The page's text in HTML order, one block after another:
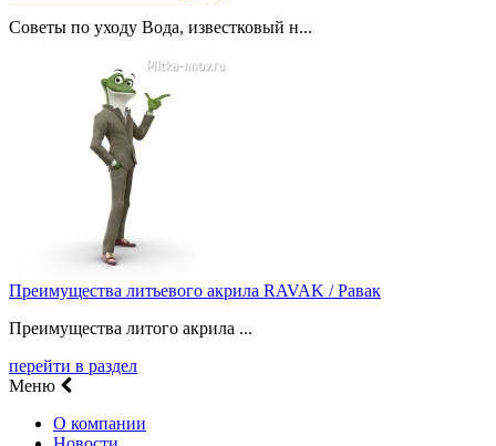
Советы по уходу Вода, известковый н...
Преимущества литьевого акрила RAVAK / Равак
Преимущества литого акрила ...
перейти в раздел
Меню
О компании